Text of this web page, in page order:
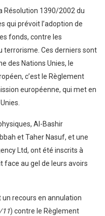
Résolution 1390/2002 du
qui prévoit l’adoption de
fonds, contre les
terrorisme. Ces derniers sont
des Nations Unies, le
c’est le Règlement
européenne, qui met en
Al-Bashir
et Taher Nasuf, et une
Ltd, ont été inscrits à
au gel de leurs avoirs
recours en annulation
11) contre le Règlement